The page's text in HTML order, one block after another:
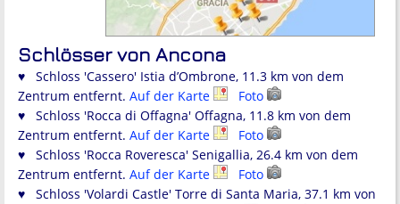
Schlösser von Ancona
♥ Schloss 'Cassero' Istia d’Ombrone, 11.3 km von dem
Zentrum entfernt. Auf der Karte
Foto
♥ Schloss 'Rocca di Offagna' Offagna, 11.8 km von dem
Zentrum entfernt. Auf der Karte
Foto
♥ Schloss 'Rocca Roveresca' Senigallia, 26.4 km von dem
Zentrum entfernt. Auf der Karte
Foto
♥ Schloss 'Volardi Castle' Torre di Santa Maria, 37.1 km von